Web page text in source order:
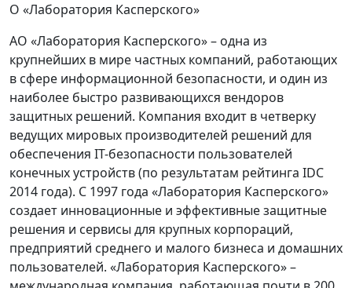
О «Лаборатория Касперского»
АО «Лаборатория Касперского» – одна из
крупнейших в мире частных компаний, работающих
в сфере информационной безопасности, и один из
наиболее быстро развивающихся вендоров
защитных решений. Компания входит в четверку
ведущих мировых производителей решений для
обеспечения IT-безопасности пользователей
конечных устройств (по результатам рейтинга IDC
2014 года). С 1997 года «Лаборатория Касперского»
создает инновационные и эффективные защитные
решения и сервисы для крупных корпораций,
предприятий среднего и малого бизнеса и домашних
пользователей. «Лаборатория Касперского» –